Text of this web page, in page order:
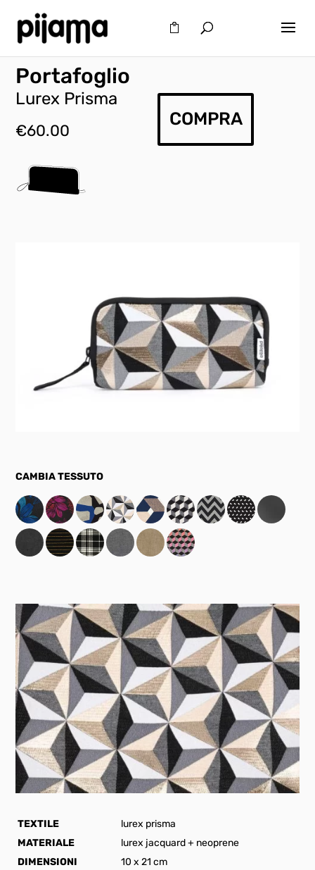
Portafoglio
Lurex Prisma
€60.00
COMPRA
TEXTILE
lurex prisma
MATERIALE
lurex jacquard + neoprene
DIMENSIONI
10 x 21 cm